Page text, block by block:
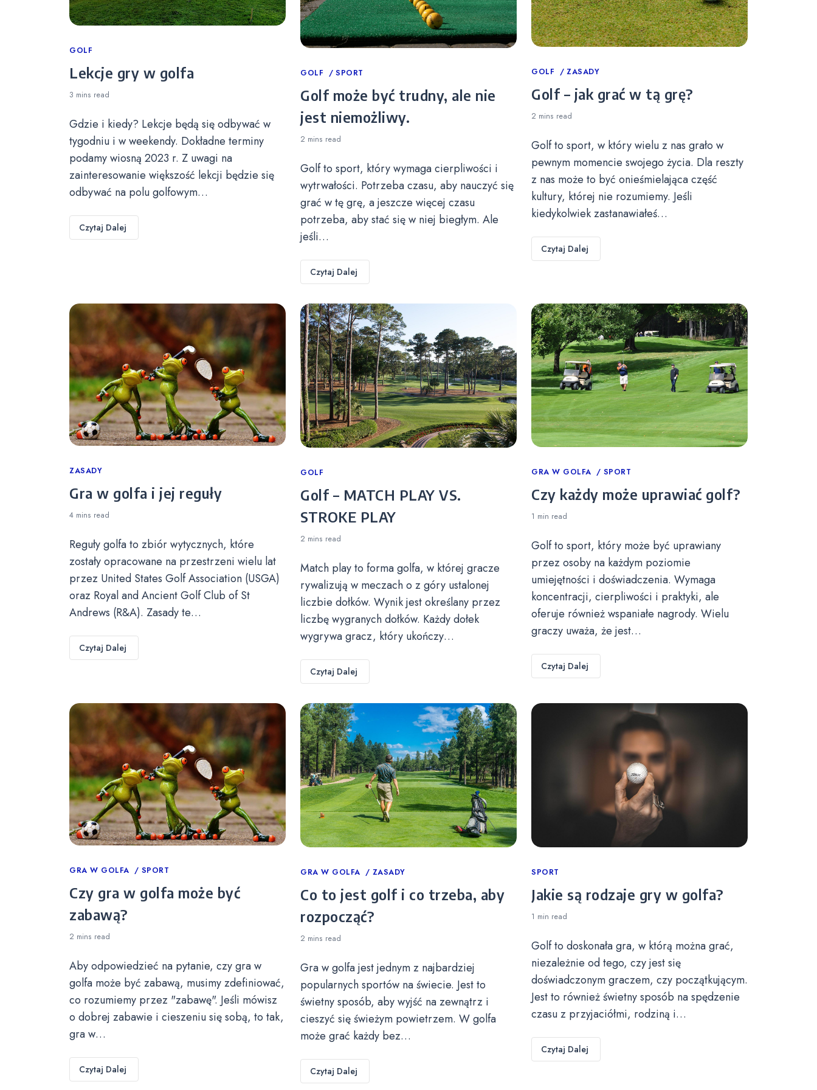
Categories
GOLF
Lekcje gry w golfa
3 mins read
Gdzie i kiedy? Lekcje będą się odbywać w
tygodniu i w weekendy. Dokładne terminy
podamy wiosną 2023 r. Z uwagi na
zainteresowanie większość lekcji będzie się
odbywać na polu golfowym…
Czytaj Dalej
Categories
GOLF SPORT
Golf może być trudny, ale nie
jest niemożliwy.
2 mins read
Golf to sport, który wymaga cierpliwości i
wytrwałości. Potrzeba czasu, aby nauczyć się
grać w tę grę, a jeszcze więcej czasu
potrzeba, aby stać się w niej biegłym. Ale
jeśli…
Czytaj Dalej
Categories
GOLF ZASADY
Golf – jak grać w tą grę?
2 mins read
Golf to sport, w który wielu z nas grało w
pewnym momencie swojego życia. Dla reszty
z nas może to być onieśmielająca część
kultury, której nie rozumiemy. Jeśli
kiedykolwiek zastanawiałeś…
Czytaj Dalej
Categories
ZASADY
Gra w golfa i jej reguły
4 mins read
Reguły golfa to zbiór wytycznych, które
zostały opracowane na przestrzeni wielu lat
przez United States Golf Association (USGA)
oraz Royal and Ancient Golf Club of St
Andrews (R&A). Zasady te…
Czytaj Dalej
Categories
GOLF
Golf – MATCH PLAY VS.
STROKE PLAY
2 mins read
Match play to forma golfa, w której gracze
rywalizują w meczach o z góry ustalonej
liczbie dołków. Wynik jest określany przez
liczbę wygranych dołków. Każdy dołek
wygrywa gracz, który ukończy…
Czytaj Dalej
Categories
GRA W GOLFA SPORT
Czy każdy może uprawiać golf?
1 min read
Golf to sport, który może być uprawiany
przez osoby na każdym poziomie
umiejętności i doświadczenia. Wymaga
koncentracji, cierpliwości i praktyki, ale
oferuje również wspaniałe nagrody. Wielu
graczy uważa, że jest…
Czytaj Dalej
Categories
GRA W GOLFA SPORT
Czy gra w golfa może być
zabawą?
2 mins read
Aby odpowiedzieć na pytanie, czy gra w
golfa może być zabawą, musimy zdefiniować,
co rozumiemy przez "zabawę". Jeśli mówisz
o dobrej zabawie i cieszeniu się sobą, to tak,
gra w…
Czytaj Dalej
Categories
GRA W GOLFA ZASADY
Co to jest golf i co trzeba, aby
rozpocząć?
2 mins read
Gra w golfa jest jednym z najbardziej
popularnych sportów na świecie. Jest to
świetny sposób, aby wyjść na zewnątrz i
cieszyć się świeżym powietrzem. W golfa
może grać każdy bez…
Czytaj Dalej
Categories
SPORT
Jakie są rodzaje gry w golfa?
1 min read
Golf to doskonała gra, w którą można grać,
niezależnie od tego, czy jest się
doświadczonym graczem, czy początkującym.
Jest to również świetny sposób na spędzenie
czasu z przyjaciółmi, rodziną i…
Czytaj Dalej